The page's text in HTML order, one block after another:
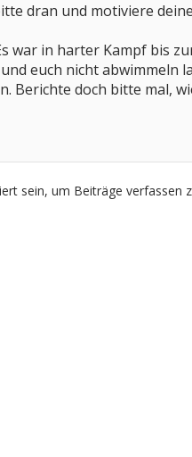
dran und motiviere deine
war in harter Kampf bis
euch nicht abwimmeln
Berichte doch bitte mal,
sein, um Beiträge verfassen